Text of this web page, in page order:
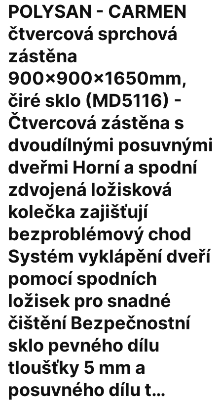
POLYSAN - CARMEN
čtvercová sprchová
zástěna
900x900x1650mm,
čiré sklo (MD5116) -
Čtvercová zástěna s
dvoudílnými posuvnými
dveřmi Horní a spodní
zdvojená ložisková
kolečka zajišťují
bezproblémový chod
Systém vyklápění dveří
pomocí spodních
ložisek pro snadné
čištění Bezpečnostní
sklo pevného dílu
tloušťky 5 mm a
posuvného dílu t…